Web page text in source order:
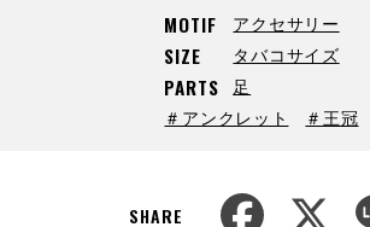
MOTIF アクセサリー
SIZE タバコサイズ
PARTS
足
＃アンクレット
＃王冠
SHARE